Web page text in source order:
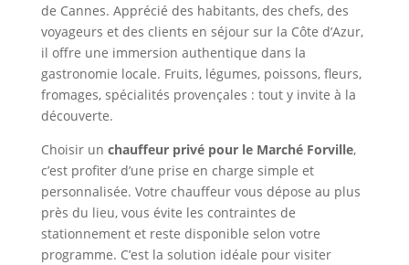
de Cannes. Apprécié des habitants, des chefs, des
voyageurs et des clients en séjour sur la Côte d’Azur,
il offre une immersion authentique dans la
gastronomie locale. Fruits, légumes, poissons, fleurs,
fromages, spécialités provençales : tout y invite à la
découverte.
Choisir un chauffeur privé pour le Marché Forville,
c’est profiter d’une prise en charge simple et
personnalisée. Votre chauffeur vous dépose au plus
près du lieu, vous évite les contraintes de
stationnement et reste disponible selon votre
programme. C’est la solution idéale pour visiter